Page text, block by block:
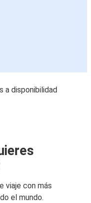
a disponibilidad
viaje con más
el mundo.